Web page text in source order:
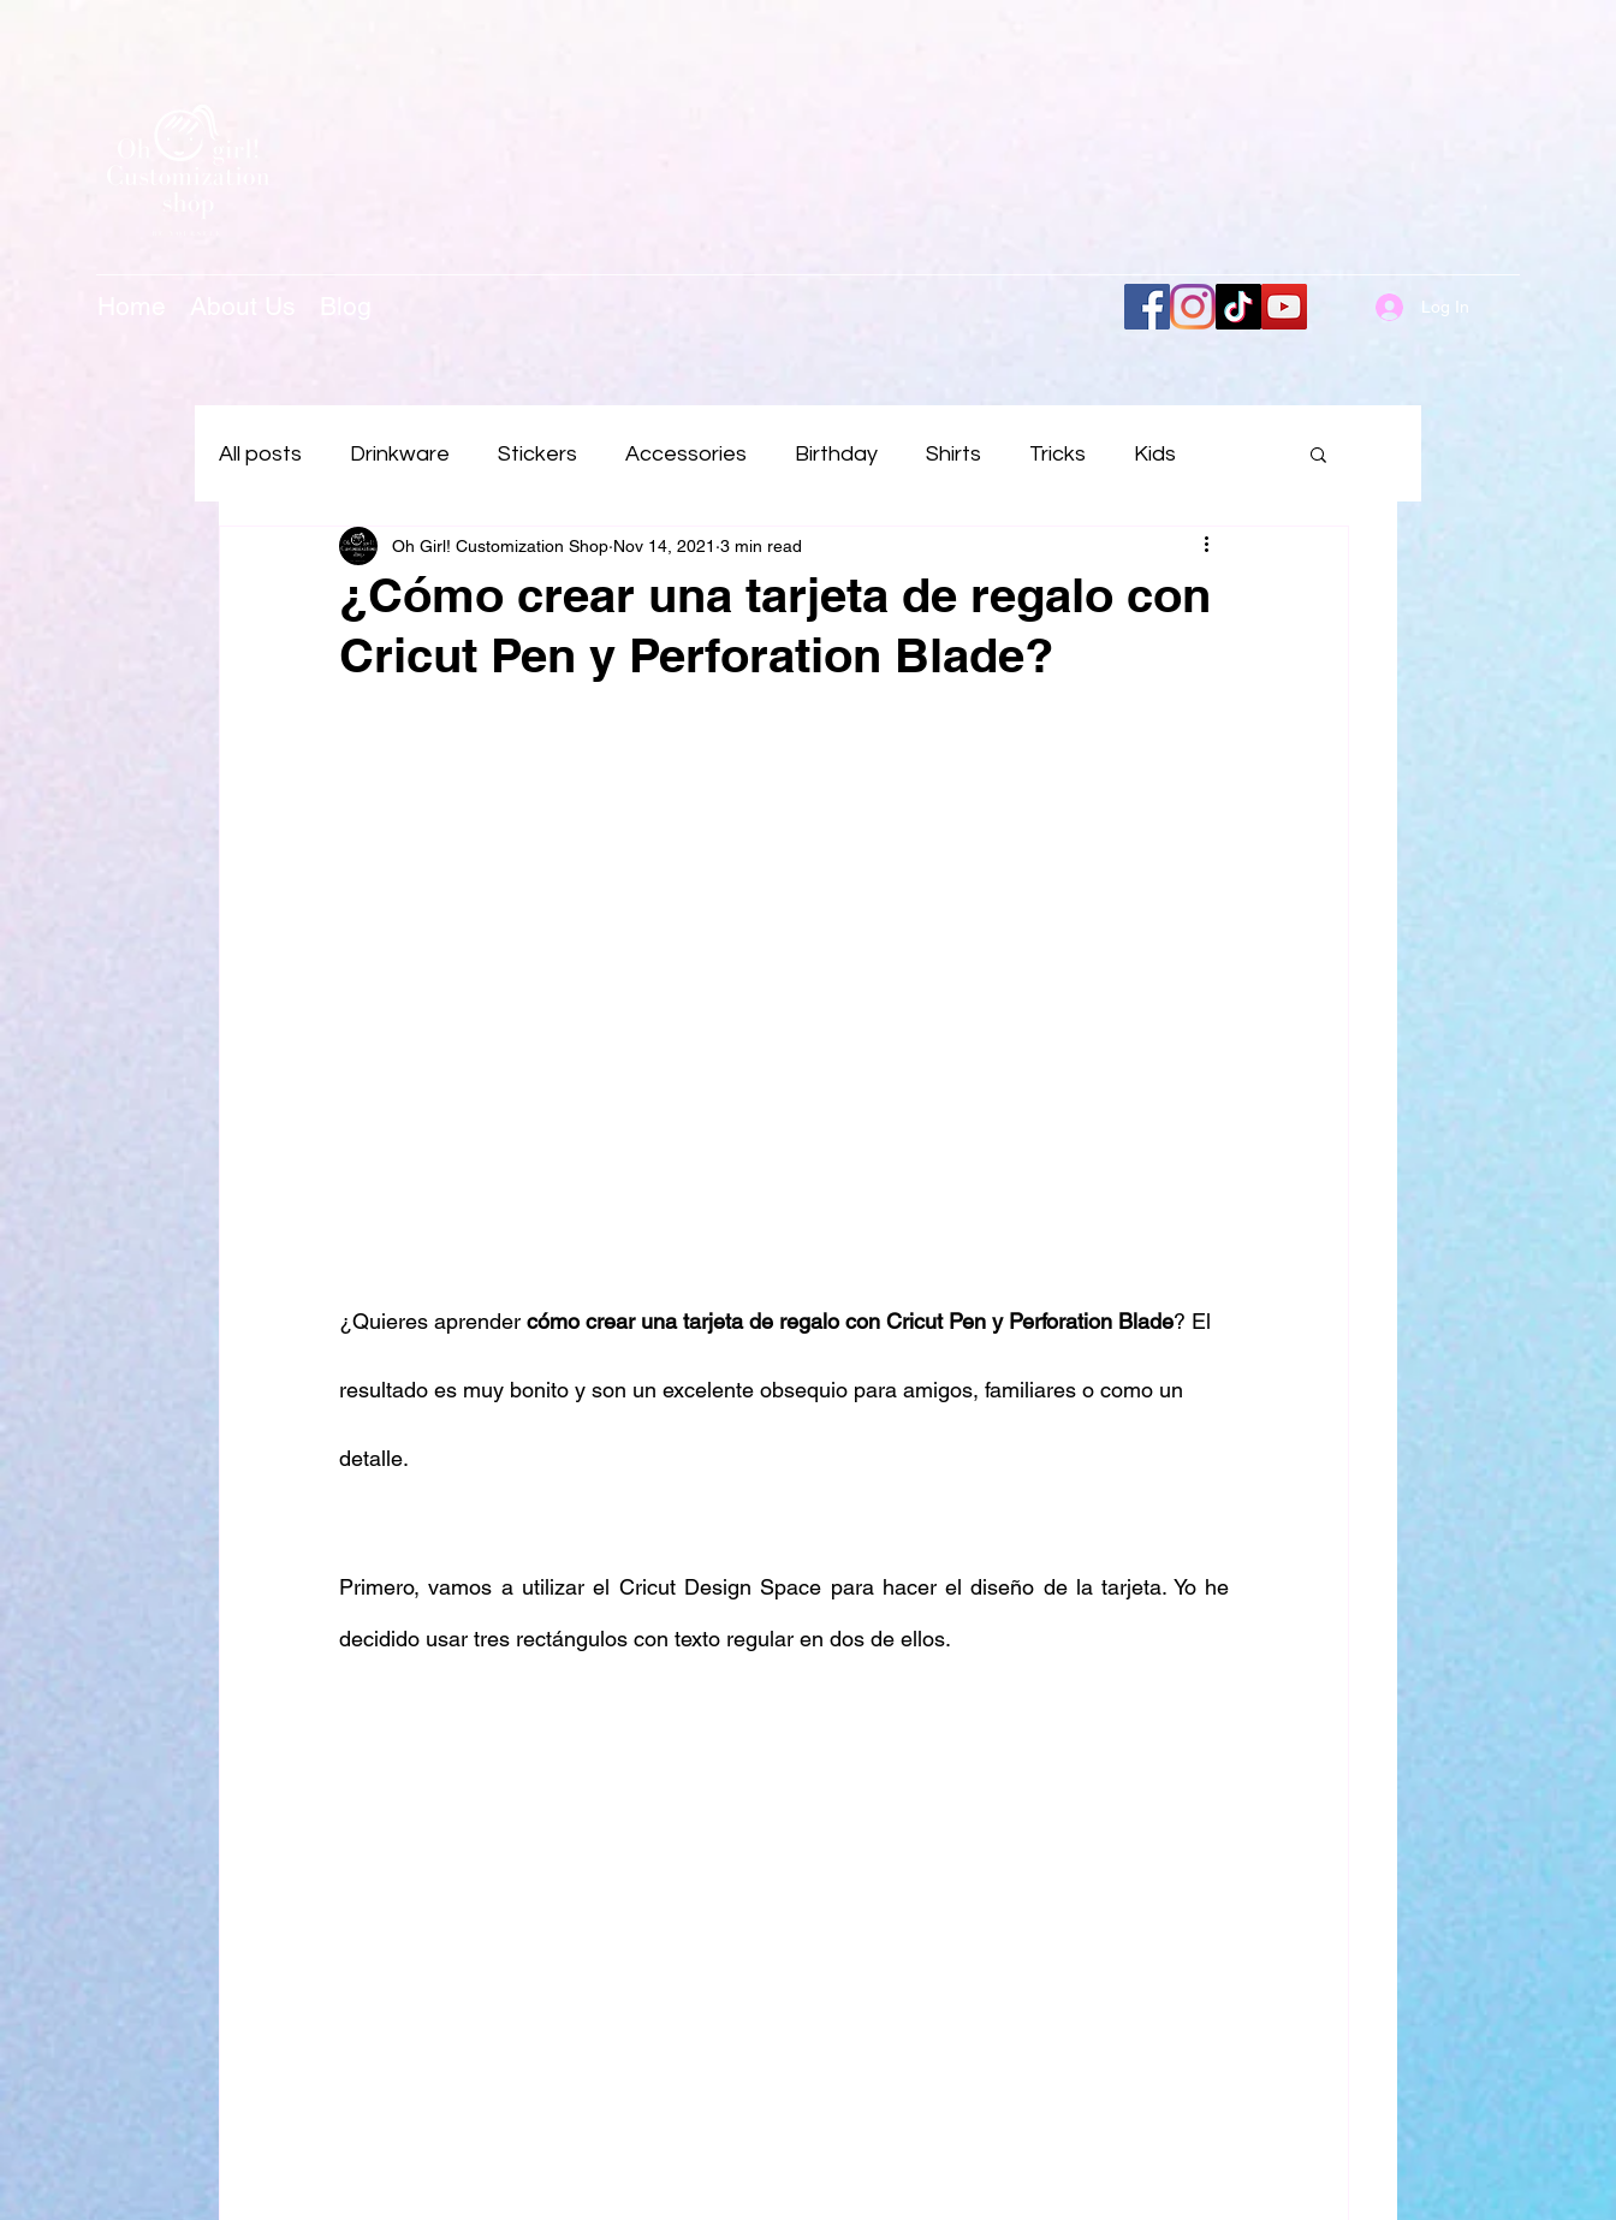
Log In
All posts Drinkware Stickers Accessories Birthday Shirts Tricks Kids
Engraving Keychains Cards Christmas
Unboxing Sublimation
¿Cómo crear una tarjeta de regalo con
Cricut Pen y Perforation Blade?
Oh Girl! Customization Shop Nov 14, 2021 3 min read
¿Quieres aprender cómo crear una tarjeta de regalo con Cricut Pen y Perforation Blade? El
resultado es muy bonito y son un excelente obsequio para amigos, familiares o como un
detalle.
Primero, vamos a utilizar el Cricut Design Space para hacer el diseño de la tarjeta. Yo he
decidido usar tres rectángulos con texto regular en dos de ellos.